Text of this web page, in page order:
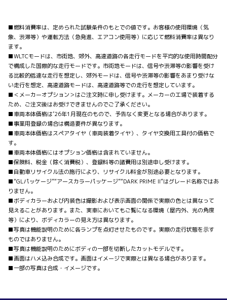
■燃料消費率は、定められた試験条件のもとでの値です。お客様の使用環境（気
象、渋滞等）や運転方法（急発進、エアコン使用等）に応じて燃料消費率は異なり
ます。
■WLTCモードは、市街地、郊外、高速道路の各走行モードを平均的な使用時間配分
で構成した国際的な走行モードです。市街地モードは、信号や渋滞等の影響を受け
る比較的低速な走行を想定し、郊外モードは、信号や渋滞等の影響をあまり受けな
い走行を想定、高速道路モードは、高速道路等での走行を想定しています。
■＜メーカーオプション＞はご注文時に申し受けます。メーカーの工場で装着する
ため、ご注文後はお受けできませんのでご了承ください。
■車両本体価格は’26年1月現在のもので、予告なく変更となる場合があります。
■事業用登録の場合は構造要件が異なります。
■車両本体価格はスペアタイヤ（車両装着タイヤ）、タイヤ交換用工具付の価格で
す。
■車両本体価格にはオプション価格は含まれていません。
■保険料、税金（除く消費税）、登録料等の諸費用は別途申し受けます。
■自動車リサイクル法の施行により、リサイクル料金が別途必要となります。
■“GLパッケージ”“アースカラーパッケージ”“DARK PRIME II”はグレード名称ではあ
りません。
■ボディカラーおよび内装色は撮影および表示画面の関係で実際の色とは異なって
見えることがあります。また、実車においてもご覧になる環境（屋内外、光の角度
等）により、ボディカラーの見え方は異なります。
■写真は機能説明のために各ランプを点灯させたものです。実際の走行状態を示す
ものではありません。
■写真は機能説明のためにボディの一部を切断したカットモデルです。
■画面はハメ込み合成です。 画面はイメージで実際とは異なる場合があります。
■一部の写真は合成・イメージです。